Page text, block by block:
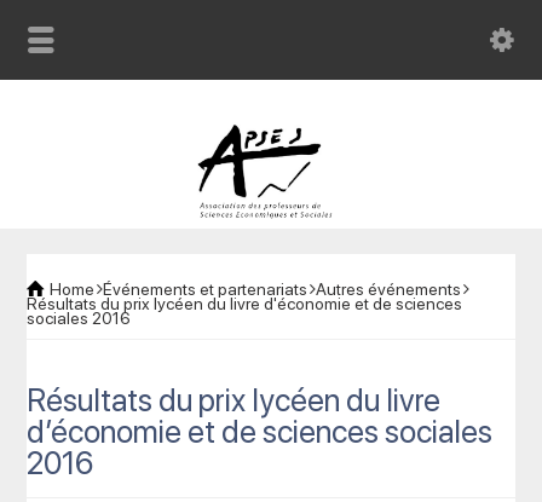
Home Événements et partenariats Autres événements
Résultats du prix lycéen du livre d'économie et de sciences
sociales 2016
Résultats du prix lycéen du livre
d’économie et de sciences sociales
2016